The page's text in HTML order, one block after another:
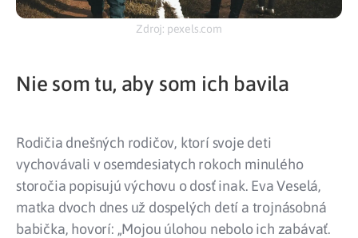
Zdroj: pexels.com
Nie som tu, aby som ich bavila
Rodičia dnešných rodičov, ktorí svoje deti
vychovávali v osemdesiatych rokoch minulého
storočia popisujú výchovu o dosť inak. Eva Veselá,
matka dvoch dnes už dospelých detí a trojnásobná
babička, hovorí: „Mojou úlohou nebolo ich zabávať.